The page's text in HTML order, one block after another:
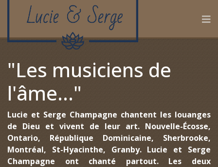
"Les musiciens de
l'âme..."
Lucie et Serge Champagne chantent les louanges
de Dieu et vivent de leur art. Nouvelle-Écosse,
Ontario, République Dominicaine, Sherbrooke,
Montréal, St-Hyacinthe, Granby. Lucie et Serge
Champagne ont chanté partout. Les deux